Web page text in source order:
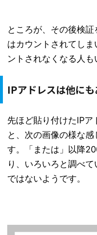
ところが、その後検
はカウントされてし
ントされなくなる人も
IPアドレスは他にも
先ほど貼り付けたIP
と、次の画像の様な
す。「または」以降
り、いろいろと調べ
ではないようです。